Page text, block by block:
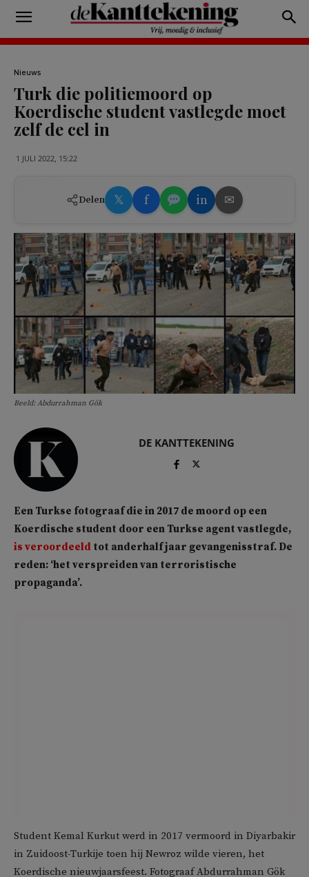
Nieuws
Turk die politiemoord op
Koerdische student vastlegde moet
zelf de cel in
1 JULI 2022, 15:22
Delen 𝕏 f in ✉
Beeld: Abdurrahman Gök
DE KANTTEKENING
Een Turkse fotograaf die in 2017 de moord op een
Koerdische student door een Turkse agent vastlegde,
is veroordeeld tot anderhalf jaar gevangenisstraf. De
reden: ‘het verspreiden van terroristische
propaganda’.
Student Kemal Kurkut werd in 2017 vermoord in Diyarbakir
in Zuidoost-Turkije toen hij Newroz wilde vieren, het
Koerdische nieuwjaarsfeest. Fotograaf Abdurrahman Gök